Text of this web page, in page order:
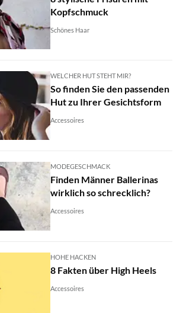
Kopfschmuck
Schönes Haar
WELCHER HUT STEHT MIR?
So finden Sie den passenden
Hut zu Ihrer Gesichtsform
Accessoires
MODEGESCHMACK
Finden Männer Ballerinas
wirklich so schrecklich?
Accessoires
HOHE HACKEN
8 Fakten über High Heels
Accessoires